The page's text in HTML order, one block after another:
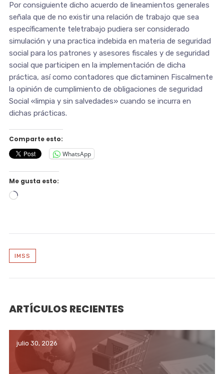
Por consiguiente dicho acuerdo de lineamientos generales
señala que de no existir una relación de trabajo que sea
específicamente teletrabajo pudiera ser considerado
simulación y una practica indebida en materia de seguridad
social para los patrones y asesores fiscales y de seguridad
social que participen en la implementación de dicha
práctica, así como contadores que dictaminen Fiscalmente
la opinión de cumplimiento de obligaciones de seguridad
Social «limpia y sin salvedades» cuando se incurra en
dichas prácticas.
Comparte esto:
WhatsApp
Me gusta esto:
Cargando...
IMSS
ARTÍCULOS RECIENTES
julio 30, 2026